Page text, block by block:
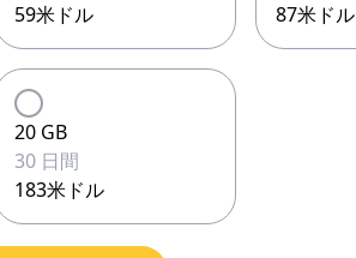
59米ドル
87米ドル
20 GB
30 日間
183米ドル